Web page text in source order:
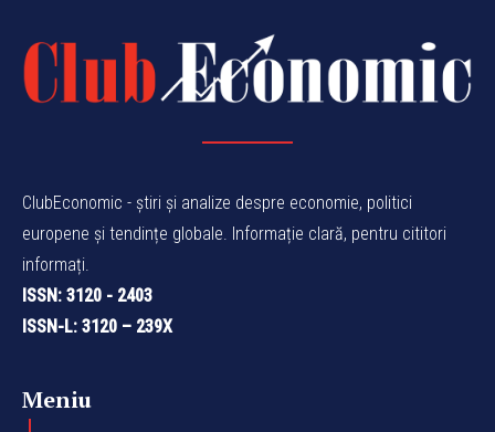
ClubEconomic - știri și analize despre economie, politici
europene și tendințe globale. Informație clară, pentru cititori
informați.
ISSN: 3120 - 2403
ISSN-L: 3120 – 239X
Meniu